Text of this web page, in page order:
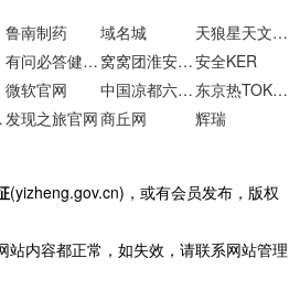
鲁南制药 域名城
天狼星天文网 WWW.DOGSTAR.NET
有问必答健康网健康知识数据中心 窝窝团淮安团购安全KER
微软官网 中国凉都六盘水
东京热TOKYO-HOT官方网站
心发现之旅官网商丘网 辉瑞
(yizheng.gov.cn)，或有会员发布，版权
站内容都正常，如失效，请联系网站管理